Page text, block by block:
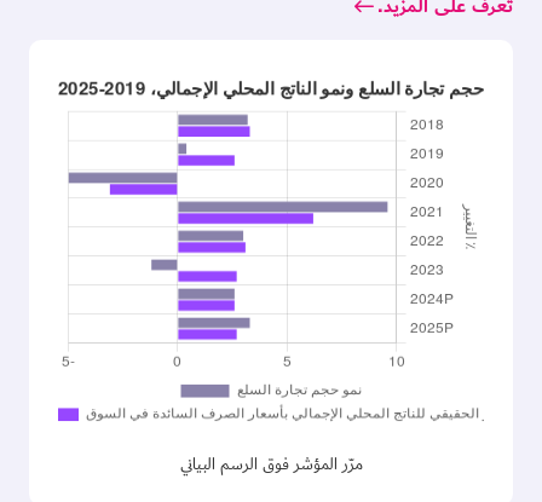
تعرف على المزيد.
مرّر المؤشر فوق الرسم البياني